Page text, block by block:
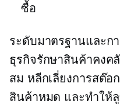
ซื้อ
ระดับมาตรฐานและก
ธุรกิจรักษาสินค้าคงค
สม หลีกเลี่ยงการสต๊อ
สินค้าหมด และทำให้